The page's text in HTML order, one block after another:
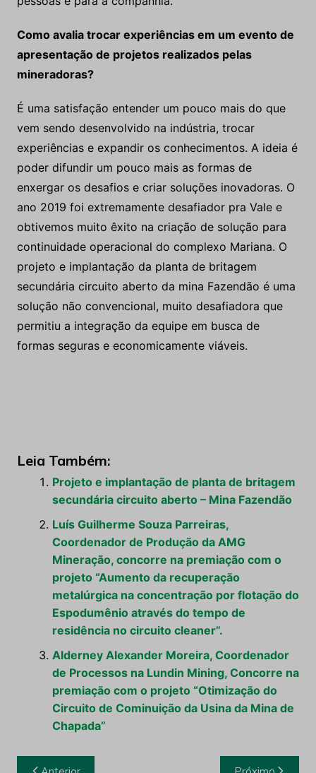
possível se focarmos na excelência dos nossos
processos e confiabilidade dos ativos. Trabalhamos
fortemente em projetos que gerem valor para as
pessoas e para a companhia.
Como avalia trocar experiências em um evento de
apresentação de projetos realizados pelas
mineradoras?
É uma satisfação entender um pouco mais do que
vem sendo desenvolvido na indústria, trocar
experiências e expandir os conhecimentos. A ideia é
poder difundir um pouco mais as formas de
enxergar os desafios e criar soluções inovadoras. O
ano 2019 foi extremamente desafiador pra Vale e
continuidade operacional do complexo Mariana. O
projeto e implantação da planta de britagem
secundária circuito aberto da mina Fazendão é uma
Leia Também:
Projeto e implantação de planta de britagem
secundária circuito aberto – Mina Fazendão
Luís Guilherme Souza Parreiras,
Coordenador de Produção da AMG
Mineração, concorre na premiação com o
projeto “Aumento da recuperação
metalúrgica na concentração por flotação do
Espodumênio através do tempo de
residência no circuito cleaner”.
Alderney Alexander Moreira, Coordenador
premiação com o projeto “Otimização do